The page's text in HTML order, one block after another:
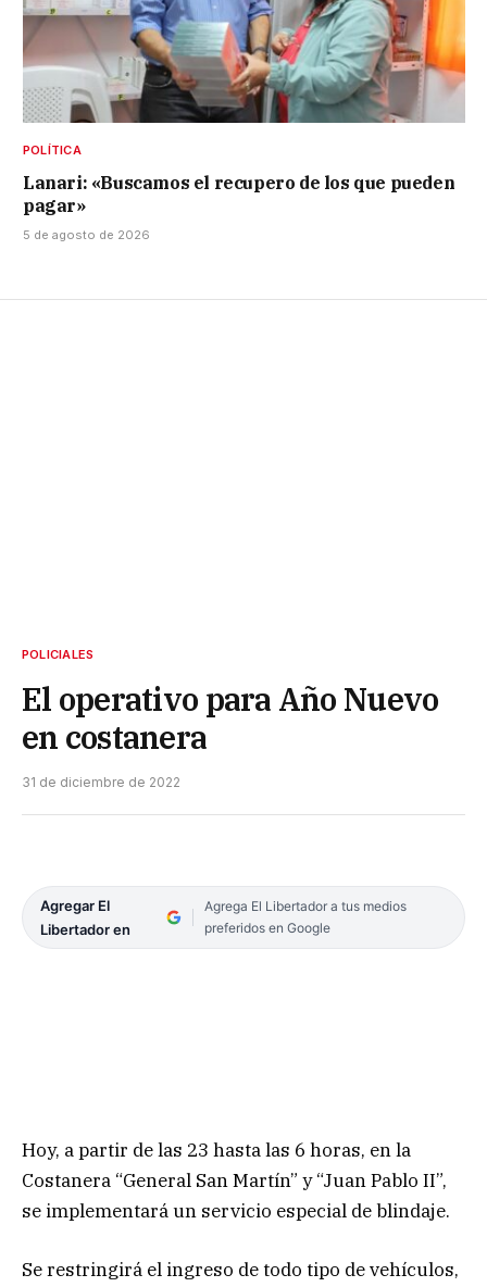
POLÍTICA
Lanari: «Buscamos el recupero de los que pueden
pagar»
5 de agosto de 2026
POLICIALES
El operativo para Año Nuevo
en costanera
31 de diciembre de 2022
Agregar El
Libertador en
Agrega El Libertador a tus medios
preferidos en Google
Hoy, a partir de las 23 hasta las 6 horas, en la
Costanera “General San Martín” y “Juan Pablo II”,
se implementará un servicio especial de blindaje.
Se restringirá el ingreso de todo tipo de vehículos,